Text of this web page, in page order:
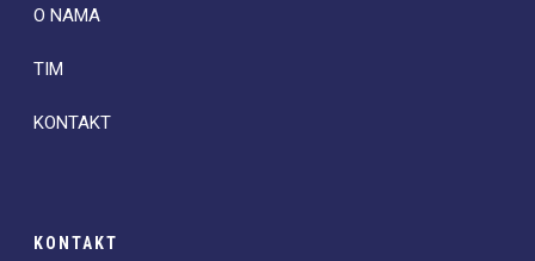
O NAMA
TIM
KONTAKT
KONTAKT